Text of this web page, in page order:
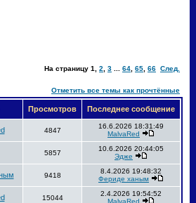
На страницу 1 2 3 64 65 66 След.
Отметить все темы как прочтённые
Просмотров Последнее сообщение
4847
16.6.2026 18:31:49
MalvaRed
5857
10.6.2026 20:44:05
Эдже
9418
8.4.2026 19:48:32
Фериде ханым
15044
2.4.2026 19:54:52
MalvaRed